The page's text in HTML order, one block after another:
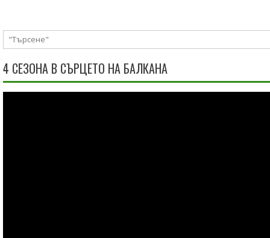
4 СЕЗОНА В СЪРЦЕТО НА БАЛКАНА